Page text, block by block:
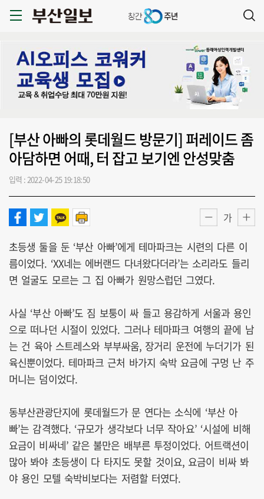
[부산 아빠의 롯데월드 방문기] 퍼레이드 좀
아담하면 어때, 터 잡고 보기엔 안성맞춤
입력 : 2022-04-25 19:18:50
가
초등생 둘을 둔 ‘부산 아빠’에게 테마파크는 시련의 다른 이
름이었다. ‘XX네는 에버랜드 다녀왔다더라’는 소리라도 들리
면 얼굴도 모르는 그 집 아빠가 원망스럽던 그였다.
사실 ‘부산 아빠’도 짐 보퉁이 싸 들고 용감하게 서울과 용인
으로 떠나던 시절이 있었다. 그러나 테마파크 여행의 끝에 남
는 건 육아 스트레스와 부부싸움, 장거리 운전에 누더기가 된
육신뿐이었다. 테마파크 근처 바가지 숙박 요금에 구멍 난 주
머니는 덤이었다.
동부산관광단지에 롯데월드가 문 연다는 소식에 ‘부산 아
빠’는 감격했다. ‘규모가 생각보다 너무 작아요’ ‘시설에 비해
요금이 비싸네’ 같은 불만은 배부른 투정이었다. 어트랙션이
많아 봐야 초등생이 다 타지도 못할 것이요, 요금이 비싸 봐
야 용인 모텔 숙박비보다는 저렴할 터였다.